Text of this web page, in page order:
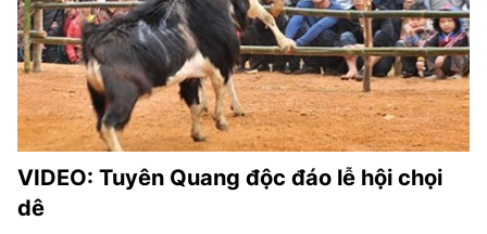
VIDEO: Tuyên Quang độc đáo lễ hội chọi
dê